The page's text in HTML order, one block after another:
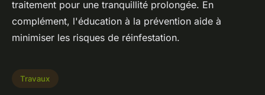
traitement pour une tranquillité prolongée. En
complément, l'éducation à la prévention aide à
minimiser les risques de réinfestation.
Travaux